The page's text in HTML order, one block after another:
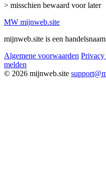
> misschien bewaard voor later
MW mijnweb.site
mijnweb.site is een
Algemene voorwaarden
melden
© 2026 mijnweb.site